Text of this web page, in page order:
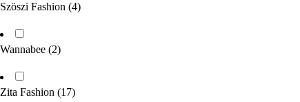
Szöszi Fashion (4)
Wannabee (2)
Zita Fashion (17)